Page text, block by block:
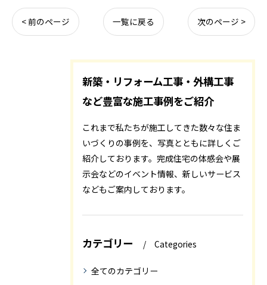
< 前のページ 一覧に戻る 次のページ >
新築・リフォーム工事・外構工事
など豊富な施工事例をご紹介
これまで私たちが施工してきた数々な住ま
いづくりの事例を、写真とともに詳しくご
紹介しております。完成住宅の体感会や展
示会などのイベント情報、新しいサービス
などもご案内しております。
カテゴリー Categories
全てのカテゴリー